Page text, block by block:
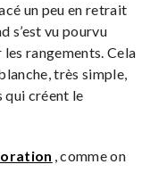
un peu en retrait
s’est vu pourvu
rangements. Cela
très simple,
qui créent le
, comme on